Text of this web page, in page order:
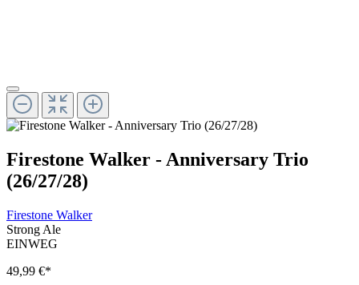
Firestone Walker - Anniversary Trio
(26/27/28)
Firestone Walker
Strong Ale
EINWEG
49,99 €*